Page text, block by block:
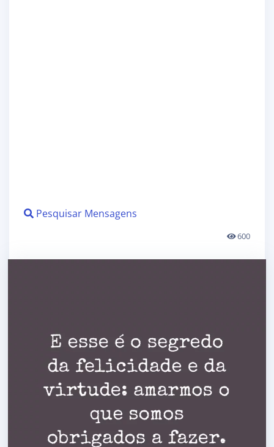
Pesquisar Mensagens
600